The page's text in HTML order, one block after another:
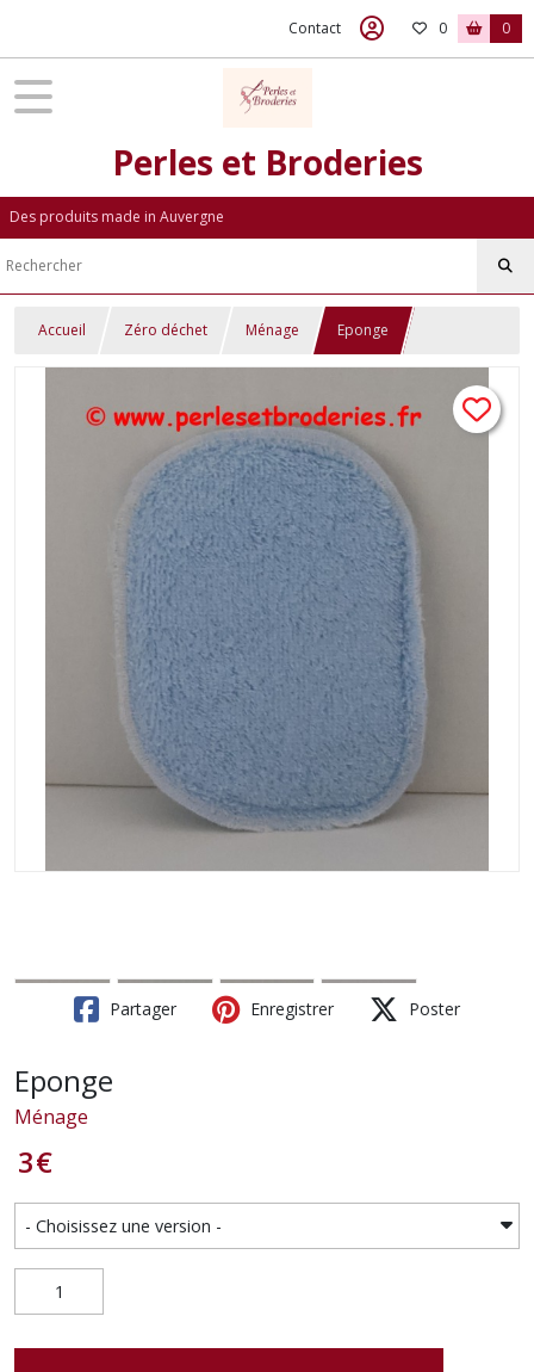
Contact 0 0
Perles et Broderies
Des produits made in Auvergne
Accueil Zéro déchet Ménage Eponge
Partager Enregistrer Poster
Eponge
Ménage
3€